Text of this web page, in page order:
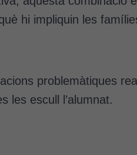
hi impliquin les
problemàtiques
les escull l’alumnat.